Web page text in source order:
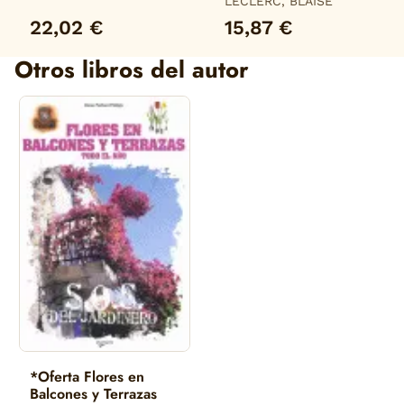
22,02 € 15,87 €
Otros libros del autor
*Oferta Flores en
Balcones y Terrazas